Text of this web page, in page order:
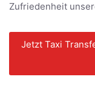
Zufriedenheit
Jetzt Taxi